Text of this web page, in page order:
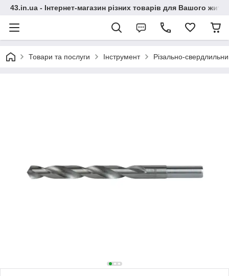
43.in.ua - Інтернет-магазин різних товарів для Вашого
Товари та послуги Інструмент Різально-